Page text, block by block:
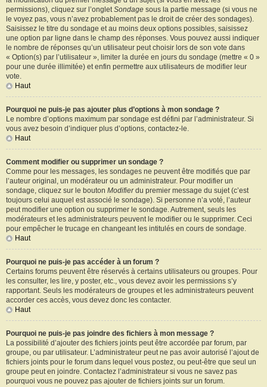
permissions), cliquez sur l’ongletSondage sous la partie message (si vous ne
le voyez pas, vous n’avez probablement pas le droit de créer des sondages).
Saisissez le titre du sondage et au moins deux options possibles, saisissez
une option par ligne dans le champ des réponses. Vous pouvez aussi indiquer
le nombre de réponses qu’un utilisateur peut choisir lors de son vote dans
« Option(s) par l’utilisateur », limiter la durée en jours du sondage (mettre « 0 »
pour une durée illimitée) et enfin permettre aux utilisateurs de modifier leur
vote.
Haut
Pourquoi ne puis-je pas ajouter plus d’options à mon sondage ?
Le nombre d’options maximum par sondage est défini par l’administrateur. Si
vous avez besoin d’indiquer plus d’options, contactez-le.
Haut
Comment modifier ou supprimer un sondage ?
Comme pour les messages, les sondages ne peuvent être modifiés que par
l’auteur original, un modérateur ou un administrateur. Pour modifier un
sondage, cliquez sur le bouton Modifierdu premier message du sujet (c’est
toujours celui auquel est associé le sondage). Si personne n’a voté, l’auteur
peut modifier une option ou supprimer le sondage. Autrement, seuls les
modérateurs et les administrateurs peuvent le modifier ou le supprimer. Ceci
pour empêcher le trucage en changeant les intitulés en cours de sondage.
Haut
Pourquoi ne puis-je pas accéder à un forum ?
Certains forums peuvent être réservés à certains utilisateurs ou groupes. Pour
les consulter, les lire, y poster, etc., vous devez avoir les permissions s’y
rapportant. Seuls les modérateurs de groupes et les administrateurs peuvent
accorder ces accès, vous devez donc les contacter.
Haut
Pourquoi ne puis-je pas joindre des fichiers à mon message ?
La possibilité d’ajouter des fichiers joints peut être accordée par forum, par
groupe, ou par utilisateur. L’administrateur peut ne pas avoir autorisé l’ajout de
fichiers joints pour le forum dans lequel vous postez, ou peut-être que seul un
groupe peut en joindre. Contactez l’administrateur si vous ne savez pas
pourquoi vous ne pouvez pas ajouter de fichiers joints sur un forum.